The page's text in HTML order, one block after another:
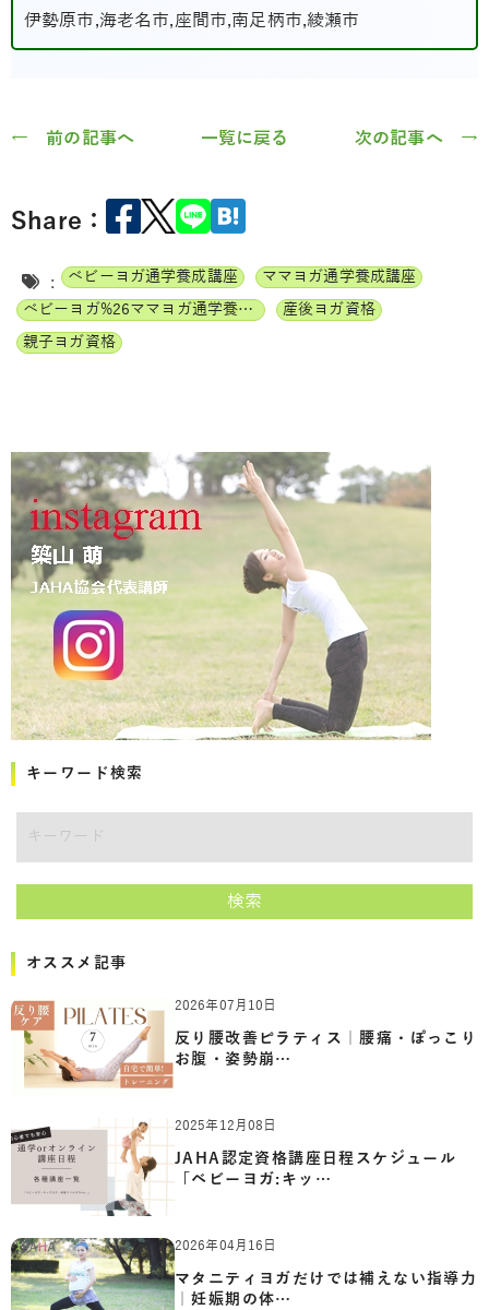
伊勢原市,海老名市,座間市,南足柄市,綾瀬市
← 前の記事へ 一覧に戻る 次の記事へ →
Share：
: ベビーヨガ通学養成講座
ママヨガ通学養成講座
ベビーヨガ%26ママヨガ通学養成講座
産後ヨガ資格
親子ヨガ資格
キーワード検索
検索
オススメ記事
2026年07月10日
反り腰改善ピラティス｜腰痛・ぽっこり
お腹・姿勢崩…
2025年12月08日
JAHA認定資格講座日程スケジュール
「ベビーヨガ:キッ…
2026年04月16日
マタニティヨガだけでは補えない指導力
｜妊娠期の体…